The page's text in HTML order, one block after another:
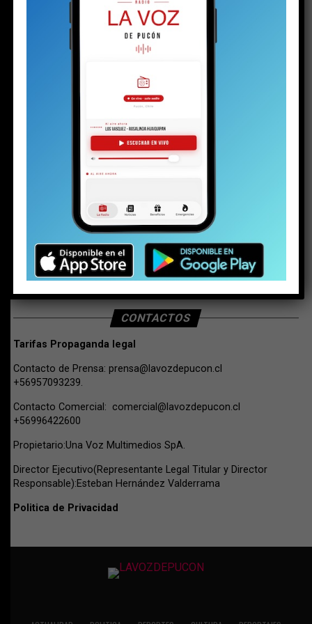
BUSCAR
CONTACTOS
Tarifas Propaganda legal
Contacto de Prensa: prensa@lavozdepucon.cl
+56957093239.
Contacto Comercial: comercial@lavozdepucon.cl
+56996422600
Propietario:Una Voz Multimedios SpA.
Director Ejecutivo(Representante Legal Titular y Director
Responsable):Esteban Hernández Valderrama
Politica de Privacidad